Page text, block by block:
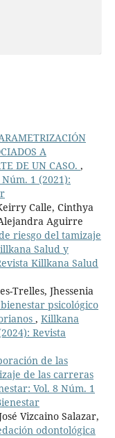
A
DE UN CASO. ,
1 (2021):
Calle, Cinthya
Aguirre
riesgo del tamizaje
Salud y
Killkana Salud
Trelles, Jhessenia
psicológico
, Killkana
Revista
de las
de las carreras
Vol. 8 Núm. 1
Vizcaino Salazar,
odontológica